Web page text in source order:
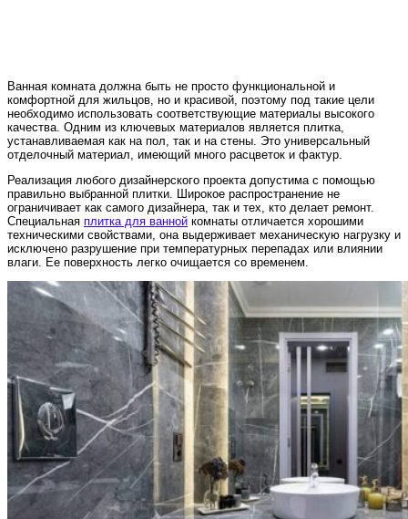
Ванная комната должна быть не просто функциональной и
комфортной для жильцов, но и красивой, поэтому под такие цели
необходимо использовать соответствующие материалы высокого
качества. Одним из ключевых материалов является плитка,
устанавливаемая как на пол, так и на стены. Это универсальный
отделочный материал, имеющий много расцветок и фактур.
Реализация любого дизайнерского проекта допустима с помощью
правильно выбранной плитки. Широкое распространение не
ограничивает как самого дизайнера, так и тех, кто делает ремонт.
Специальная плитка для ванной комнаты отличается хорошими
техническими свойствами, она выдерживает механическую нагрузку и
исключено разрушение при температурных перепадах или влиянии
влаги. Ее поверхность легко очищается со временем.